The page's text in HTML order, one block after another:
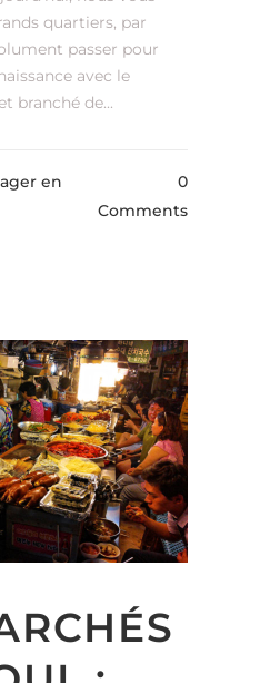
quartiers, par
passer pour
avec le
branché de...
en
0
Comments